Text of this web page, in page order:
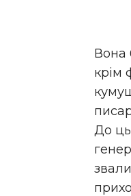
Вона
крім
До